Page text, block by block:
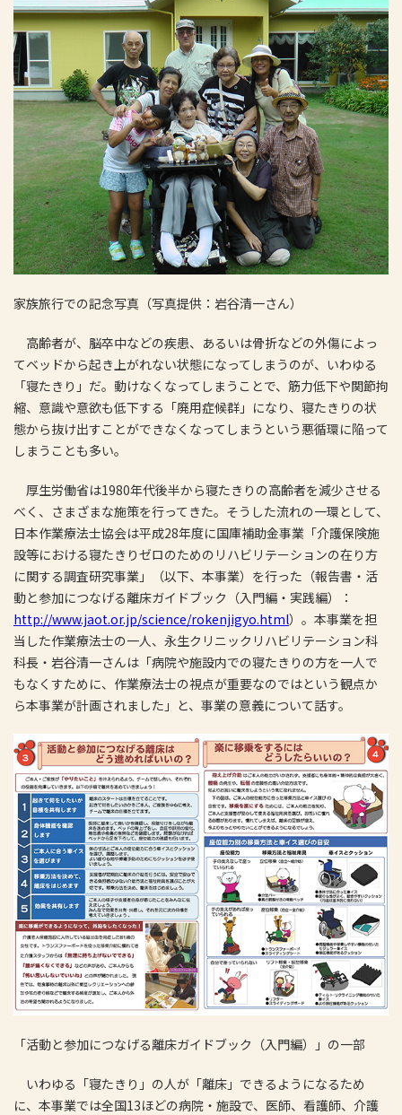
家族旅行での記念写真（写真提供：岩谷清一さん）
高齢者が、脳卒中などの疾患、あるいは骨折などの外傷によっ
てベッドから起き上がれない状態になってしまうのが、いわゆる
「寝たきり」だ。動けなくなってしまうことで、筋力低下や関節拘
縮、意識や意欲も低下する「廃用症候群」になり、寝たきりの状
態から抜け出すことができなくなってしまうという悪循環に陥って
しまうことも多い。
厚生労働省は1980年代後半から寝たきりの高齢者を減少させる
べく、さまざまな施策を行ってきた。そうした流れの一環として、
日本作業療法士協会は平成28年度に国庫補助金事業「介護保険施
設等における寝たきりゼロのためのリハビリテーションの在り方
に関する調査研究事業」（以下、本事業）を行った（報告書・活
動と参加につなげる離床ガイドブック（入門編・実践編）：
http://www.jaot.or.jp/science/rokenjigyo.html）。本事業を担
当した作業療法士の一人、永生クリニックリハビリテーション科
科長・岩谷清一さんは「病院や施設内での寝たきりの方を一人で
もなくすために、作業療法士の視点が重要なのではという観点か
ら本事業が計画されました」と、事業の意義について話す。
「活動と参加につなげる離床ガイドブック（入門編）」の一部
いわゆる「寝たきり」の人が「離床」できるようになるため
に、本事業では全国13ほどの病院・施設で、医師、看護師、介護